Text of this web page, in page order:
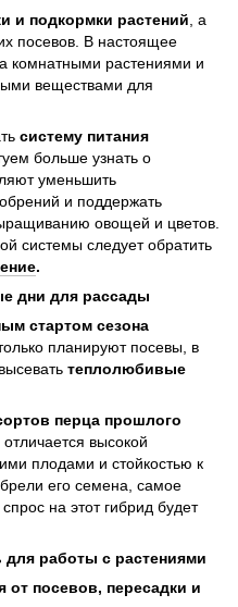
и подкормки растений , а
посевов. В настоящее
комнатными растениями и
веществами для
систему питания
больше узнать о
уменьшить
и поддержать
овощей и цветов.
системы следует обратить
.
дни для рассады
стартом сезона
планируют посевы, в
теплолюбивые
перца прошлого
отличается высокой
плодами и стойкостью к
его семена, самое
на этот гибрид будет
работы с растениями
от посевов, пересадки и